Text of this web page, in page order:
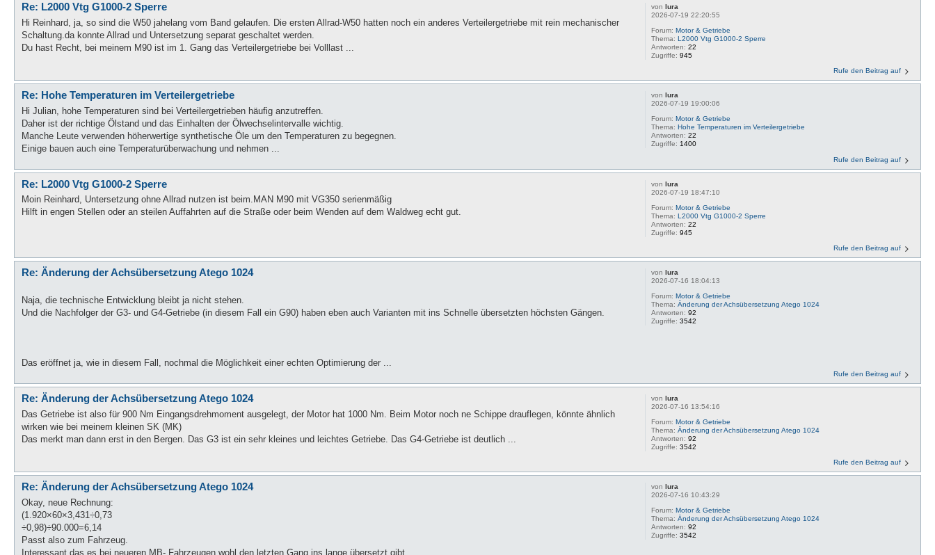
von
lura
2026-07-19 22:20:55
Forum: Motor & Getriebe
Thema: L2000 Vtg G1000-2 Sperre
Antworten:22
Zugriffe:945
Re: L2000 Vtg G1000-2 Sperre
Hi Reinhard, ja, so sind die W50 jahelang vom Band gelaufen. Die ersten Allrad-W50 hatten noch ein anderes Verteilergetriebe mit rein mechanischer
Schaltung.da konnte Allrad und Untersetzung separat geschaltet werden.
Du hast Recht, bei meinem M90 ist im 1. Gang das Verteilergetriebe bei Volllast ...
Rufe den Beitrag auf
von
lura
2026-07-19 19:00:06
Forum: Motor & Getriebe
Thema: Hohe Temperaturen im Verteilergetriebe
Antworten:22
Zugriffe:1400
Re: Hohe Temperaturen im Verteilergetriebe
Hi Julian, hohe Temperaturen sind bei Verteilergetrieben häufig anzutreffen.
Daher ist der richtige Ölstand und das Einhalten der Ölwechselintervalle wichtig.
Manche Leute verwenden höherwertige synthetische Öle um den Temperaturen zu begegnen.
Einige bauen auch eine Temperaturüberwachung und nehmen ...
Rufe den Beitrag auf
vonlura
2026-07-19 18:47:10
Forum:Motor & Getriebe
Thema:L2000 Vtg G1000-2 Sperre
Antworten:22
Zugriffe:945
Re: L2000 Vtg G1000-2 Sperre
Moin Reinhard, Untersetzung ohne Allrad nutzen ist beim.MAN M90 mit VG350 serienmäßig
Hilft in engen Stellen oder an steilen Auffahrten auf die Straße oder beim Wenden auf dem Waldweg echt gut.
Rufe den Beitrag auf
vonlura
2026-07-16 18:04:13
Forum:Motor & Getriebe
Thema:Änderung der Achsübersetzung Atego 1024
Antworten:92
Zugriffe:3542
Re: Änderung der Achsübersetzung Atego 1024
Naja, die technische Entwicklung bleibt ja nicht stehen.
Und die Nachfolger der G3- und G4-Getriebe (in diesem Fall ein G90) haben eben auch Varianten mit ins Schnelle übersetzten höchsten Gängen.
Das eröffnet ja, wie in diesem Fall, nochmal die Möglichkeit einer echten Optimierung der ...
Rufe den Beitrag auf
von
lura
2026-07-16 13:54:16
Forum: Motor & Getriebe
Thema:Änderung der Achsübersetzung Atego 1024
Antworten:92
Zugriffe:3542
Re: Änderung der Achsübersetzung Atego 1024
Das Getriebe ist also für 900 Nm Eingangsdrehmoment ausgelegt, der Motor hat 1000 Nm. Beim Motor noch ne Schippe drauflegen, könnte ähnlich
wirken wie bei meinem kleinen SK (MK)
Das merkt man dann erst in den Bergen. Das G3 ist ein sehr kleines und leichtes Getriebe. Das G4-Getriebe ist deutlich ...
Rufe den Beitrag auf
von
lura
2026-07-16 10:43:29
Forum: Motor & Getriebe
Thema:Änderung der Achsübersetzung Atego 1024
Antworten:92
Zugriffe:3542
Re: Änderung der Achsübersetzung Atego 1024
Okay, neue Rechnung:
(1.920×60×3,431÷0,73
÷0,98)÷90.000=6,14
Passt also zum Fahrzeug.
Interessant,das es bei neueren MB- Fahrzeugen wohl den letzten Gang ins lange übersetzt gibt.